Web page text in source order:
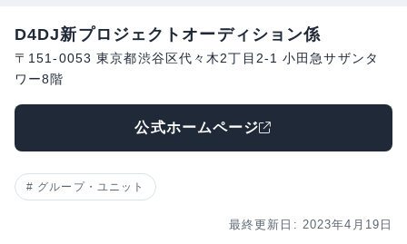
D4DJ新プロジェクトオーディション係
〒151-0053 東京都渋谷区代々木2丁目2-1 小田急サザンタ
ワー8階
公式ホームページ
グループ・ユニット
最終更新日: 2023年4月19日